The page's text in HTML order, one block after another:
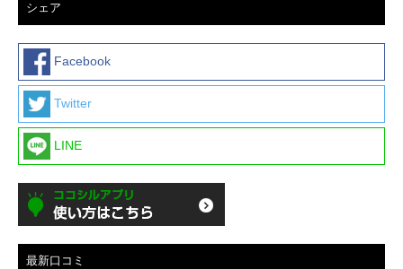
シェア
Facebook
Twitter
LINE
最新口コミ